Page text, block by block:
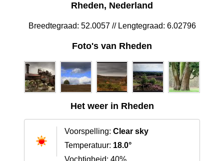
Rheden, Nederland
Breedtegraad: 52.0057 // Lengtegraad: 6.02796
Foto's van Rheden
Het weer in Rheden
Voorspelling: Clear sky
Temperatuur: 18.0°